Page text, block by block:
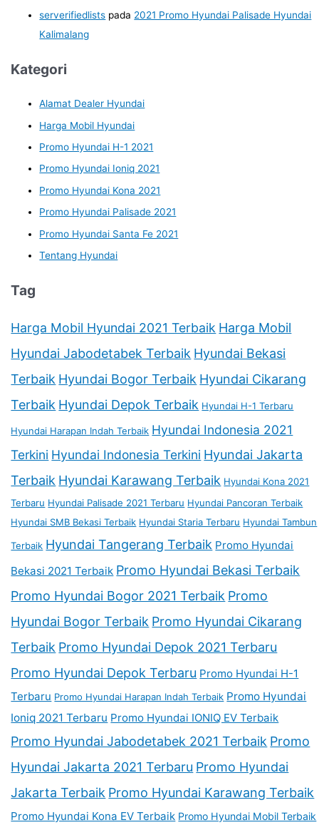
serverifiedlists pada 2021 Promo Hyundai Palisade Hyundai
Kalimalang
Kategori
Alamat Dealer Hyundai
Harga Mobil Hyundai
Promo Hyundai H-1 2021
Promo Hyundai Ioniq 2021
Promo Hyundai Kona 2021
Promo Hyundai Palisade 2021
Promo Hyundai Santa Fe 2021
Tentang Hyundai
Tag
Harga Mobil Hyundai 2021 Terbaik Harga Mobil
Hyundai Jabodetabek Terbaik Hyundai Bekasi
Terbaik Hyundai Bogor Terbaik Hyundai Cikarang
Terbaik Hyundai Depok Terbaik Hyundai H-1 Terbaru
Hyundai Harapan Indah Terbaik Hyundai Indonesia 2021
Terkini Hyundai Indonesia Terkini Hyundai Jakarta
Terbaik Hyundai Karawang Terbaik Hyundai Kona 2021
Terbaru Hyundai Palisade 2021 Terbaru Hyundai Pancoran Terbaik
Hyundai SMB Bekasi Terbaik Hyundai Staria Terbaru Hyundai Tambun
Terbaik Hyundai Tangerang Terbaik Promo Hyundai
Bekasi 2021 Terbaik Promo Hyundai Bekasi Terbaik
Promo Hyundai Bogor 2021 Terbaik Promo
Hyundai Bogor Terbaik Promo Hyundai Cikarang
Terbaik Promo Hyundai Depok 2021 Terbaru
Promo Hyundai Depok Terbaru Promo Hyundai H-1
Terbaru Promo Hyundai Harapan Indah Terbaik Promo Hyundai
Ioniq 2021 Terbaru Promo Hyundai IONIQ EV Terbaik
Promo Hyundai Jabodetabek 2021 Terbaik Promo
Hyundai Jakarta 2021 Terbaru Promo Hyundai
Jakarta Terbaik Promo Hyundai Karawang Terbaik
Promo Hyundai Kona EV Terbaik Promo Hyundai Mobil Terbaik